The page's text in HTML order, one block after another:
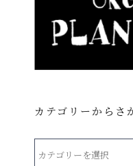
カテゴリーからさ